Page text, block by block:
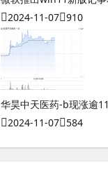
2024-11-07 910
华昊中天医药-b现涨逾
2024-11-07 584